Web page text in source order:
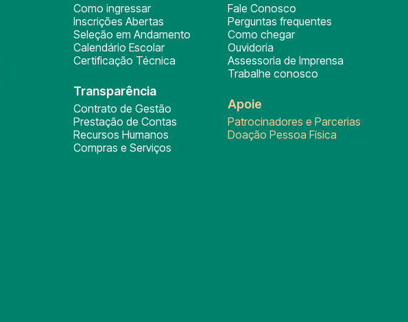
Como ingressar
Inscrições Abertas
Seleção em Andamento
Calendário Escolar
Certificação Técnica
Transparência
Contrato de Gestão
Prestação de Contas
Recursos Humanos
Compras e Serviços
Fale Conosco
Perguntas frequentes
Como chegar
Ouvidoria
Assessoria de Imprensa
Trabalhe conosco
Apoie
Patrocinadores e Parcerias
Doação Pessoa Física